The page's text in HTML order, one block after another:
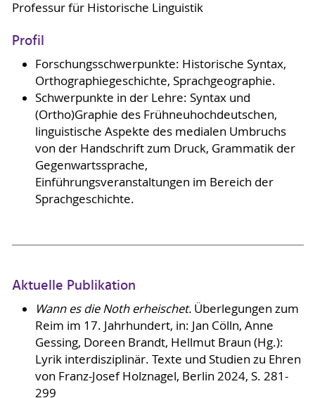
Professur für Historische Linguistik
Profil
Forschungsschwerpunkte: Historische Syntax,
Orthographiegeschichte, Sprachgeographie.
Schwerpunkte in der Lehre: Syntax und
(Ortho)Graphie des Frühneuhochdeutschen,
linguistische Aspekte des medialen Umbruchs
von der Handschrift zum Druck, Grammatik der
Gegenwartssprache,
Einführungsveranstaltungen im Bereich der
Sprachgeschichte.
Aktuelle Publikation
Wann es die Noth erheischet. Überlegungen zum
Reim im 17. Jahrhundert, in: Jan Cölln, Anne
Gessing, Doreen Brandt, Hellmut Braun (Hg.):
Lyrik interdisziplinär. Texte und Studien zu Ehren
von Franz-Josef Holznagel, Berlin 2024, S. 281-
299